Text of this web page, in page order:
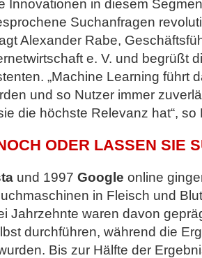
Innovationen in diesem
Suchanfragen
Alexander Rabe,
e. V. und begrüßt
„Machine Learning führt
und so Nutzer immer
die höchste Relevanz hat“, so
ODER LASSEN SIE
und 1997 Google online
in Fleisch und
Jahrzehnte waren davon
durchführen, während die
Bis zur Hälfte der